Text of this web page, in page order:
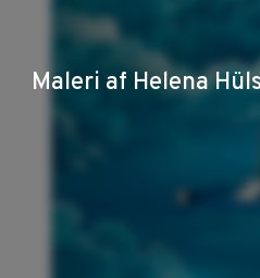
Maleri af Helena